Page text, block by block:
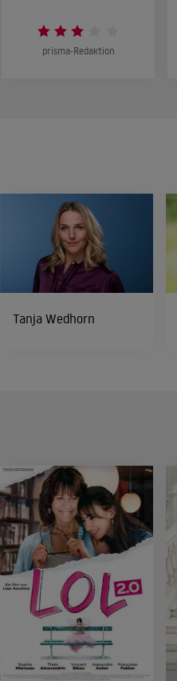
prisma-Redaktion
Tanja Wedhorn